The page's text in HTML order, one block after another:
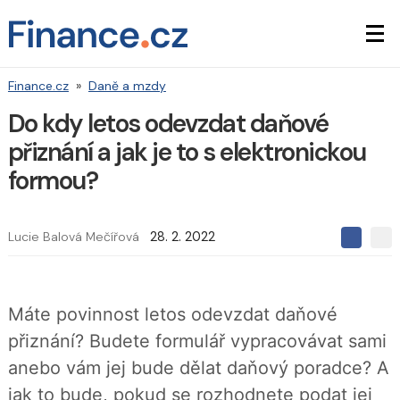
Finance.cz » Daně a mzdy
Do kdy letos odevzdat daňové
přiznání a jak je to s elektronickou
formou?
Lucie Balová Mečířová 28. 2. 2022
S
e
t
S
e
a
t
e
n
a
Máte povinnost letos odevzdat daňové
přiznání? Budete formulář vypracovávat sami
anebo vám jej bude dělat daňový poradce? A
jak to bude, pokud se rozhodnete podat jej